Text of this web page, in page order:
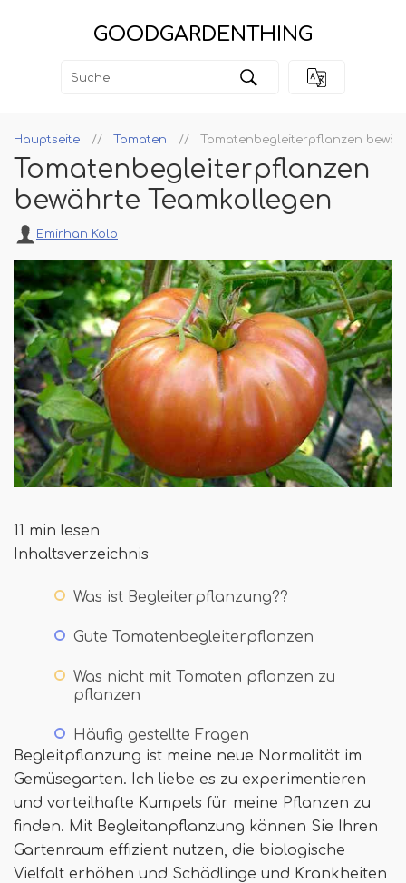
GOODGARDENTHING
Hauptseite Tomaten Tomatenbegleiterpflanzen
Tomatenbegleiterpflanzen
bewährte Teamkollegen
Emirhan Kolb
11 min lesen
Inhaltsverzeichnis
Was ist Begleiterpflanzung??
Gute Tomatenbegleiterpflanzen
Was nicht mit Tomaten pflanzen zu
pflanzen
Häufig gestellte Fragen
Begleitpflanzung ist meine neue Normalität im
Gemüsegarten. Ich liebe es zu experimentieren
und vorteilhafte Kumpels für meine Pflanzen zu
finden. Mit Begleitanpflanzung können Sie Ihren
Gartenraum effizient nutzen, die biologische
Vielfalt erhöhen und Schädlinge und Krankheiten